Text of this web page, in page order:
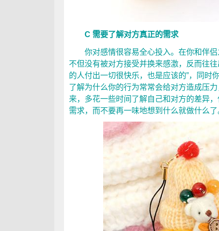
C 需要了解对方真正的需求
你对感情很容易全心投入。在你和伴侣
不但没有被对方接受并换来感激，反而往
的人付出一切很快乐，也是应该的”，同时
了解为什么你的行为常常会给对方造成压
来，多花一些时间了解自己和对方的差异
需求，而不要再一味地想到什么就做什么